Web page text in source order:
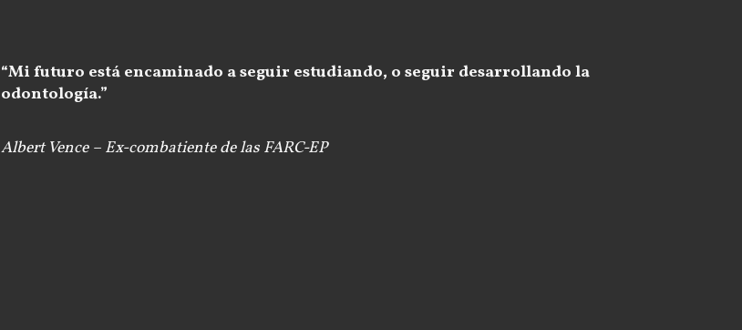
“Mi futuro está encaminado a seguir estudiando, o seguir desarrollando la
odontología.”
Albert Vence – Ex-combatiente de las FARC-EP